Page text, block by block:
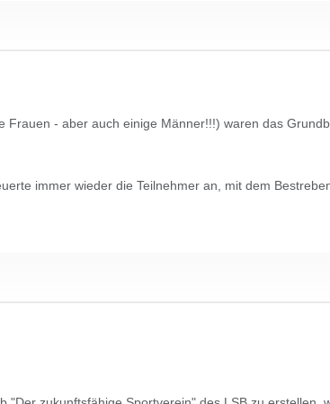
- aber auch einige Männer!!!) waren das
immer wieder die Teilnehmer an, mit dem